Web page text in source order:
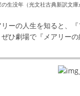
生没年（光文社古典新訳文
ーの人生を知ると、
ひ劇場で『メアリー